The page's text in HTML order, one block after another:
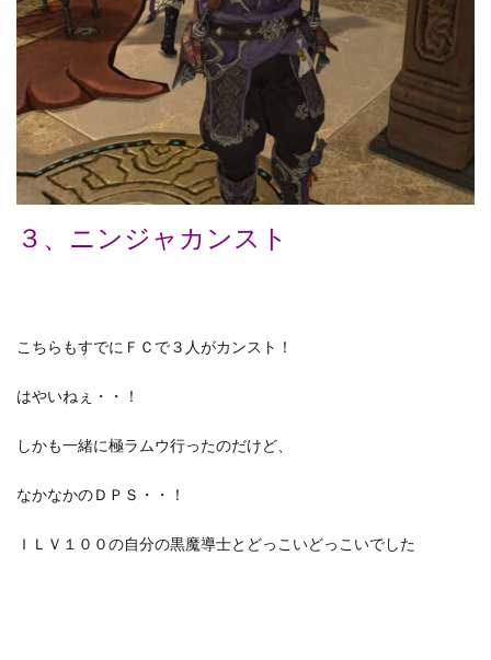
３、ニンジャカンスト
こちらもすでにＦＣで３人がカンスト！
はやいねぇ・・！
しかも一緒に極ラムウ行ったのだけど、
なかなかのＤＰＳ・・！
ＩＬＶ１００の自分の黒魔導士とどっこいどっこいでした